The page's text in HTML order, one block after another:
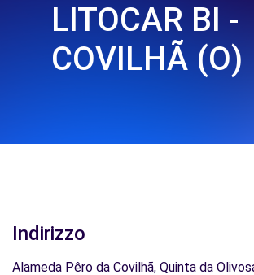
LITOCAR BI -
COVILHÃ (O)
Indirizzo
Alameda Pêro da Covilhã, Quinta da